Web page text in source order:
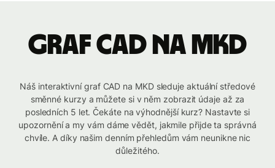
graf CAD na MKD
Náš interaktivní graf CAD na MKD sleduje aktuální středové
směnné kurzy a můžete si v něm zobrazit údaje až za
posledních 5 let. Čekáte na výhodnější kurz? Nastavte si
upozornění a my vám dáme vědět, jakmile přijde ta správná
chvíle. A díky našim denním přehledům vám neunikne nic
důležitého.